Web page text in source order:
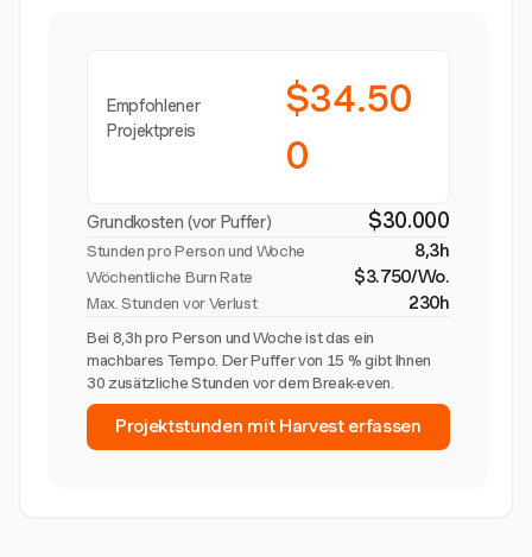
Empfohlener
Projektpreis
$34.50
0
Grundkosten (vor Puffer) $30.000
Stunden pro Person und Woche 8,3h
Wöchentliche Burn Rate $3.750/Wo.
Max. Stunden vor Verlust 230h
Bei 8,3h pro Person und Woche ist das ein
machbares Tempo. Der Puffer von 15 % gibt Ihnen
30 zusätzliche Stunden vor dem Break-even.
Projektstunden mit Harvest erfassen